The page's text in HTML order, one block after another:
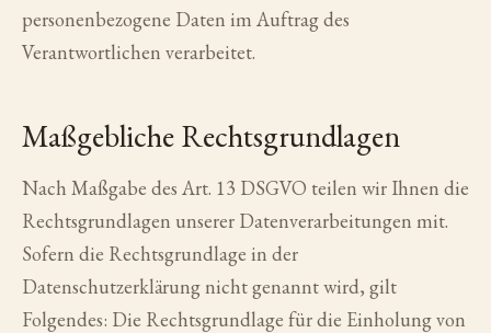
personenbezogene Daten im Auftrag des
Verantwortlichen verarbeitet.
Maßgebliche Rechtsgrundlagen
Nach Maßgabe des Art. 13 DSGVO teilen wir Ihnen die
Rechtsgrundlagen unserer Datenverarbeitungen mit.
Sofern die Rechtsgrundlage in der
Datenschutzerklärung nicht genannt wird, gilt
Folgendes: Die Rechtsgrundlage für die Einholung von